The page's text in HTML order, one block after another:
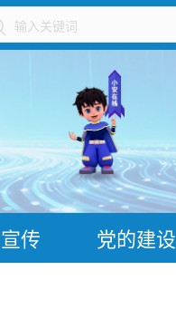
传 党的建设